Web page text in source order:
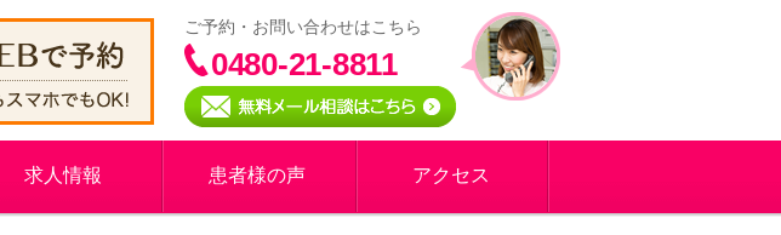
ご予約・お問い合わせはこちら
0480-21-8811
求人情報 患者様の声 アクセス